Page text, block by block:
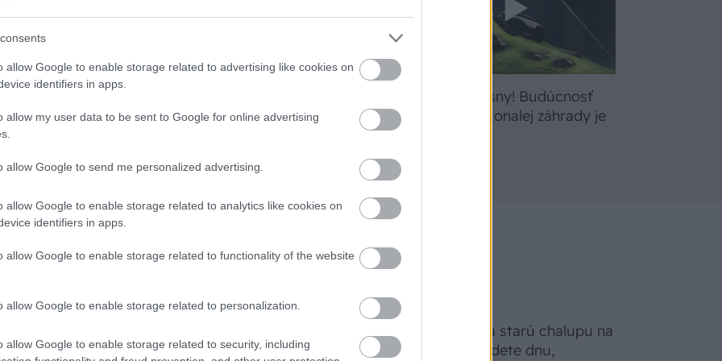
allow Google to enable storage related to advertising like cookies on
identifiers in apps.
allow my user data to be sent to Google for online advertising
allow Google to send me personalized advertising.
allow Google to enable storage related to analytics like cookies on
identifiers in apps.
allow Google to enable storage related to functionality of the website
allow Google to enable storage related to personalization.
allow Google to enable storage related to security, including
klasická izolácia
v mrazoch zlyháva
to vyriešiť raz a navždy
ho na marhuliach v júni a
Žite svoje sny! Budúcnosť
údržby dokonalej záhrady je
na miesta, na ktoré
CHALUPA
Na Morave prerobila starú chalupu na
nepoznanie: Keď vojdete dnu,